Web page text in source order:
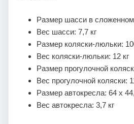
Размер шасси в
Вес шасси: 7,7 кг
Размер коляски-люльки:
Вес коляски-люльки: 12 кг
Размер прогулочной
Вес прогулочной коляски:
Размер автокресла: 64 х
Вес автокресла: 3,7 кг